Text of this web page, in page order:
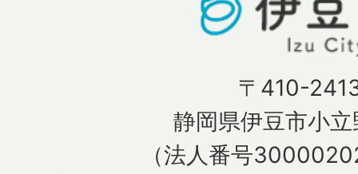
〒410-
静岡県伊豆市小
（法人番号